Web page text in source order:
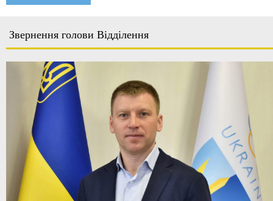
Звернення голови Відділення